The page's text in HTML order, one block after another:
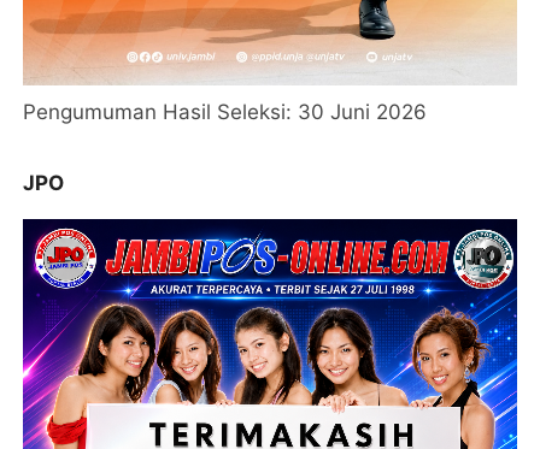
Pengumuman Hasil Seleksi: 30 Juni 2026
JPO